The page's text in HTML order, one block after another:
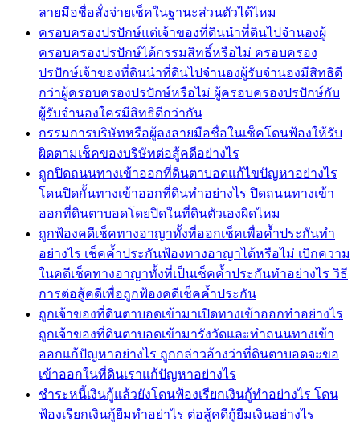
ลายมือชื่อสั่งจ่ายเช็คในฐานะส่วนตัวได้ไหม
ครอบครองปรปักษ์แต่เจ้าของที่ดินนำที่ดินไปจำนองผู้
ครอบครองปรปักษ์ได้กรรมสิทธิ์หรือไม่ ครอบครอง
ปรปักษ์เจ้าของที่ดินนำที่ดินไปจำนองผู้รับจำนองมีสิทธิดี
กว่าผู้ครอบครองปรปักษ์หรือไม่ ผู้ครอบครองปรปักษ์กับ
ผู้รับจำนองใครมีสิทธิดีกว่ากัน
กรรมการบริษัทหรือผู้ลงลายมือชื่อในเช็คโดนฟ้องให้รับ
ผิดตามเช็คของบริษัทต่อสู้คดีอย่างไร
ถูกปิดถนนทางเข้าออกที่ดินตาบอดแก้ไขปัญหาอย่างไร
โดนปิดกั้นทางเข้าออกที่ดินทำอย่างไร ปิดถนนทางเข้า
ออกที่ดินตาบอดโดยปิดในที่ดินตัวเองผิดไหม
ถูกฟ้องคดีเช็คทางอาญาทั้งที่ออกเช็คเพื่อค้ำประกันทำ
อย่างไร เช็คค้ำประกันฟ้องทางอาญาได้หรือไม่ เบิกความ
ในคดีเช็คทางอาญาทั้งที่เป็นเช็คค้ำประกันทำอย่างไร วิธี
การต่อสู้คดีเพื่อถูกฟ้องคดีเช็คค้ำประกัน
ถูกเจ้าของที่ดินตาบอดเข้ามาเปิดทางเข้าออกทำอย่างไร
ถูกเจ้าของที่ดินตาบอดเข้ามารังวัดและทำถนนทางเข้า
ออกแก้ปัญหาอย่างไร ถูกกล่าวอ้างว่าที่ดินตาบอดจะขอ
เข้าออกในที่ดินเราแก้ปัญหาอย่างไร
ชำระหนี้เงินกู้แล้วยังโดนฟ้องเรียกเงินกู้ทำอย่างไร โดน
ฟ้องเรียกเงินกู้ยืมทำอย่าไร ต่อสู้คดีกู้ยืมเงินอย่างไร